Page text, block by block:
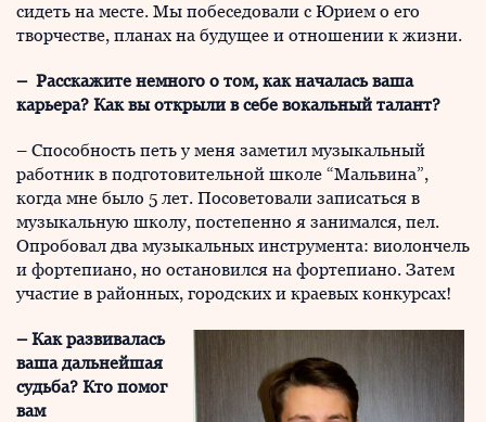
сидеть на месте. Мы побеседовали с Юрием о его
творчестве, планах на будущее и отношении к жизни.
– Расскажите немного о том, как началась ваша
карьера? Как вы открыли в себе вокальный талант?
– Способность петь у меня заметил музыкальный
работник в подготовительной школе “Мальвина”,
когда мне было 5 лет. Посоветовали записаться в
музыкальную школу, постепенно я занимался, пел.
Опробовал два музыкальных инструмента: виолончель
и фортепиано, но остановился на фортепиано. Затем
участие в районных, городских и краевых конкурсах!
– Как развивалась
ваша дальнейшая
судьба? Кто помог
вам